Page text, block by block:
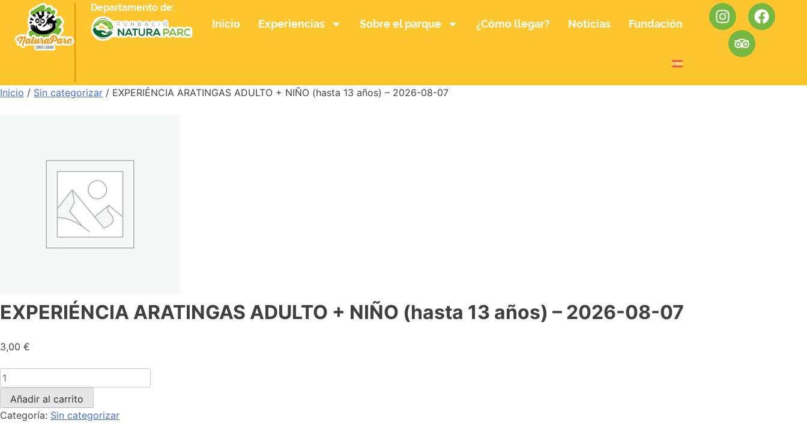
Departamento de:
Inicio Experiencias Sobre el parque ¿Cómo llegar? Noticias Fundación
Inicio / Sin categorizar / EXPERIÉNCIA ARATINGAS ADULTO + NIÑO (hasta 13 años) – 2026-08-07
EXPERIÉNCIA ARATINGAS ADULTO + NIÑO (hasta 13 años) – 2026-08-07
3,00 €
Añadir al carrito
Categoría: Sin categorizar